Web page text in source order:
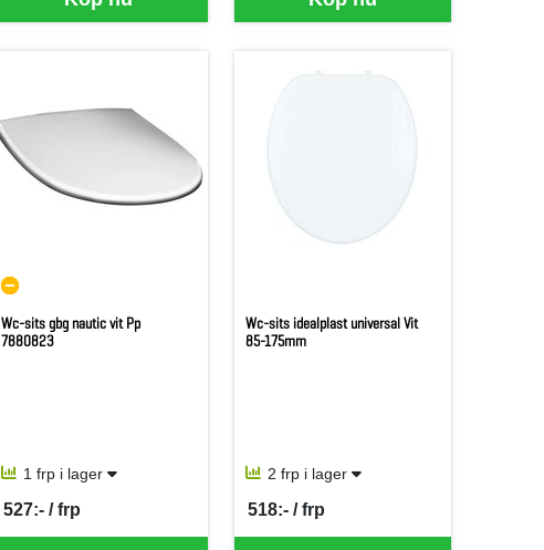
Wc-sits gbg nautic vit Pp
7880823
1 frp i lager
527:- / frp
SEK per FRP
Wc-sits idealplast universal Vit
85-175mm
2 frp i lager
518:- / frp
SEK per FRP